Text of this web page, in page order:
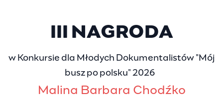
III NAGRODA
w Konkursie dla Młodych Dokumentalistów "Mój
busz po polsku" 2026
Malina Barbara Chodźko